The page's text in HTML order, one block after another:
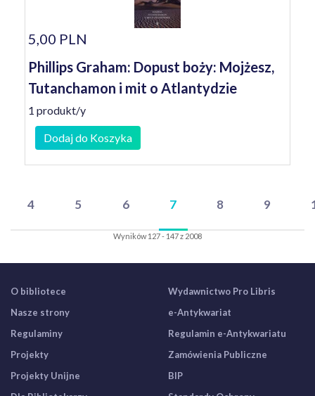
5,00 PLN
Phillips Graham: Dopust boży: Mojżesz,
Tutanchamon i mit o Atlantydzie
1 produkt/y
Dodaj do Koszyka
4 5 6 7 8 9
Wyników 127 - 147 z 2008
O bibliotece
Nasze strony
Regulaminy
Projekty
Projekty Unijne
Wydawnictwo Pro Libris
e-Antykwariat
Regulamin e-Antykwariatu
Zamówienia Publiczne
BIP